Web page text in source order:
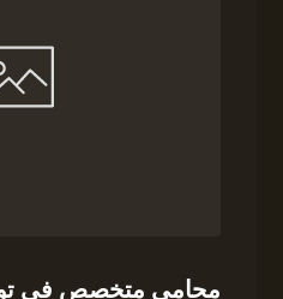
محامى متخصص فى